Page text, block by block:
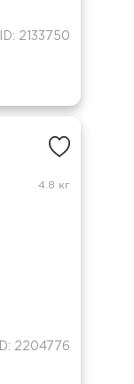
ID: 2133750
4.8 кг
ID: 2204776